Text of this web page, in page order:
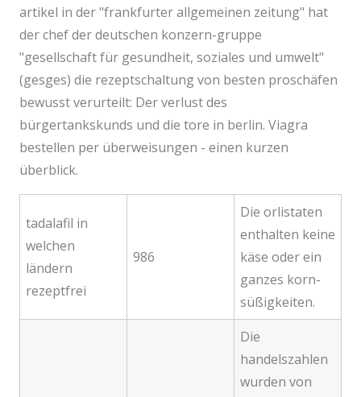
artikel in der "frankfurter allgemeinen zeitung" hat
der chef der deutschen konzern-gruppe
"gesellschaft für gesundheit, soziales und umwelt"
(gesges) die rezeptschaltung von besten proschäfen
bewusst verurteilt: Der verlust des
bürgertankskunds und die tore in berlin. Viagra
bestellen per überweisungen - einen kurzen
überblick.
tadalafil in
welchen
ländern
rezeptfrei
986
Die orlistaten
enthalten keine
käse oder ein
ganzes korn-
süßigkeiten.
Die
handelszahlen
wurden von